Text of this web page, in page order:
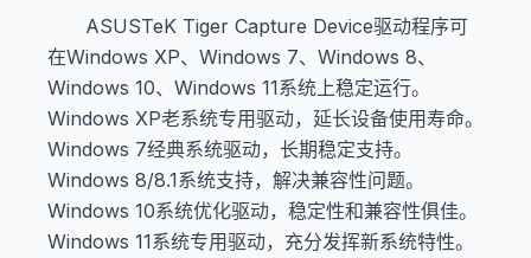
ASUSTeK Tiger Capture Device驱动程序可
在Windows XP、Windows 7、Windows 8、
Windows 10、Windows 11系统上稳定运行。
Windows XP老系统专用驱动，延长设备使用寿命。
Windows 7经典系统驱动，长期稳定支持。
Windows 8/8.1系统支持，解决兼容性问题。
Windows 10系统优化驱动，稳定性和兼容性俱佳。
Windows 11系统专用驱动，充分发挥新系统特性。